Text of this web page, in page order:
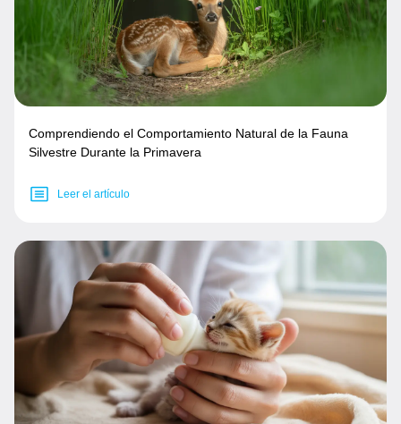
Comprendiendo el Comportamiento Natural de la Fauna
Silvestre Durante la Primavera
Leer el artículo